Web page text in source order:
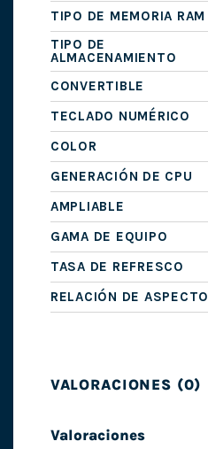
TIPO DE MEMORIA RAM
TIPO DE
ALMACENAMIENTO
CONVERTIBLE
TECLADO NUMÉRICO
COLOR
GENERACIÓN DE CPU
AMPLIABLE
GAMA DE EQUIPO
TASA DE REFRESCO
RELACIÓN DE ASPECTO
VALORACIONES (0)
Valoraciones